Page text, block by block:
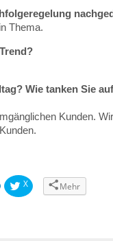
Thema.
Wie tanken Sie
Kunden.
X Mehr